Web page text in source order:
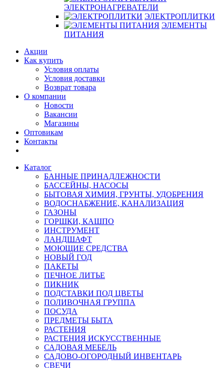
ЭЛЕКТРОНАГРЕВАТЕЛИ
ЭЛЕКТРОПЛИТКИ
ЭЛЕМЕНТЫ
ПИТАНИЯ
Акции
Как купить
Условия оплаты
Условия доставки
Возврат товара
О компании
Новости
Вакансии
Магазины
Оптовикам
Контакты
Каталог
БАННЫЕ ПРИНАДЛЕЖНОСТИ
БАССЕЙНЫ, НАСОСЫ
БЫТОВАЯ ХИМИЯ, ГРУНТЫ, УДОБРЕНИЯ
ВОДОСНАБЖЕНИЕ, КАНАЛИЗАЦИЯ
ГАЗОНЫ
ГОРШКИ, КАШПО
ИНСТРУМЕНТ
ЛАНДШАФТ
МОЮЩИЕ СРЕДСТВА
НОВЫЙ ГОД
ПАКЕТЫ
ПЕЧНОЕ ЛИТЬЕ
ПИКНИК
ПОДСТАВКИ ПОД ЦВЕТЫ
ПОЛИВОЧНАЯ ГРУППА
ПОСУДА
ПРЕДМЕТЫ БЫТА
РАСТЕНИЯ
РАСТЕНИЯ ИСКУССТВЕННЫЕ
САДОВАЯ МЕБЕЛЬ
САДОВО-ОГОРОДНЫЙ ИНВЕНТАРЬ
СВЕЧИ